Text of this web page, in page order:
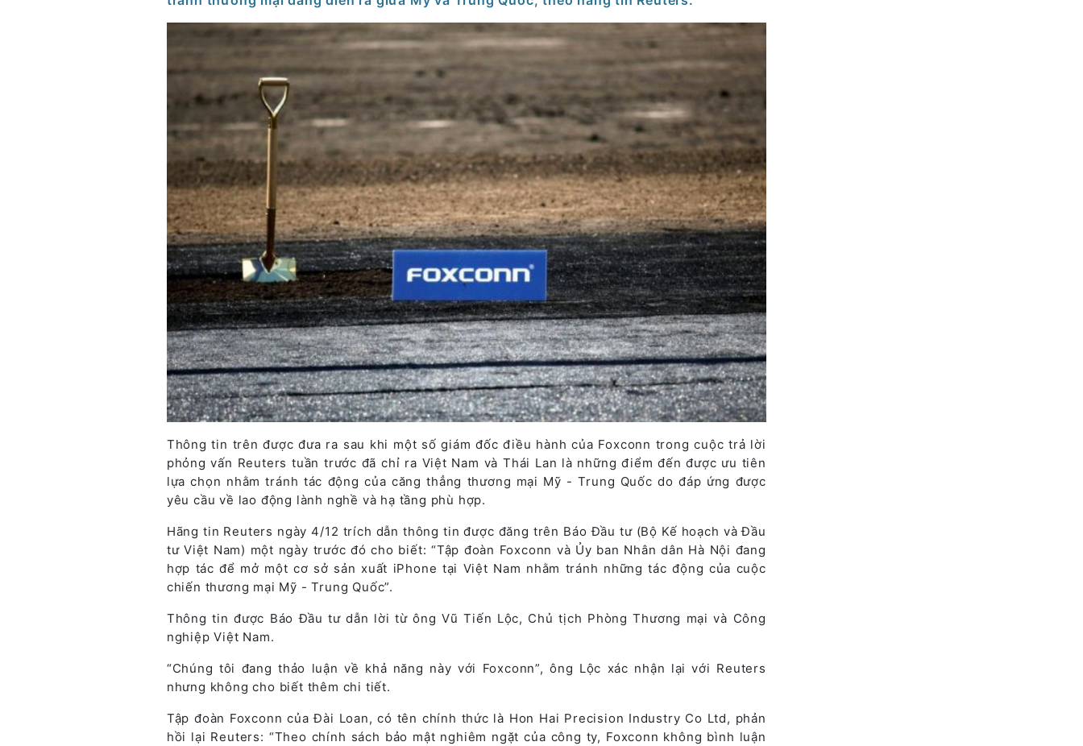
Thông tin trên được đưa ra sau khi một số giám đốc điều hành của Foxconn trong cuộc trả lời
phỏng vấn Reuters tuần trước đã chỉ ra Việt Nam và Thái Lan là những điểm đến được ưu tiên
lựa chọn nhằm tránh tác động của căng thẳng thương mại Mỹ - Trung Quốc do đáp ứng được
yêu cầu về lao động lành nghề và hạ tầng phù hợp.
Hãng tin Reuters ngày 4/12 trích dẫn thông tin được đăng trên Báo Đầu tư (Bộ Kế hoạch và Đầu
tư Việt Nam) một ngày trước đó cho biết: “Tập đoàn Foxconn và Ủy ban Nhân dân Hà Nội đang
hợp tác để mở một cơ sở sản xuất iPhone tại Việt Nam nhằm tránh những tác động của cuộc
chiến thương mại Mỹ - Trung Quốc”.
Thông tin được Báo Đầu tư dẫn lời từ ông Vũ Tiến Lộc, Chủ tịch Phòng Thương mại và Công
nghiệp Việt Nam.
“Chúng tôi đang thảo luận về khả năng này với Foxconn”, ông Lộc xác nhận lại với Reuters
nhưng không cho biết thêm chi tiết.
Tập đoàn Foxconn của Đài Loan, có tên chính thức là Hon Hai Precision Industry Co Ltd, phản
hồi lại Reuters: “Theo chính sách bảo mật nghiêm ngặt của công ty, Foxconn không bình luận